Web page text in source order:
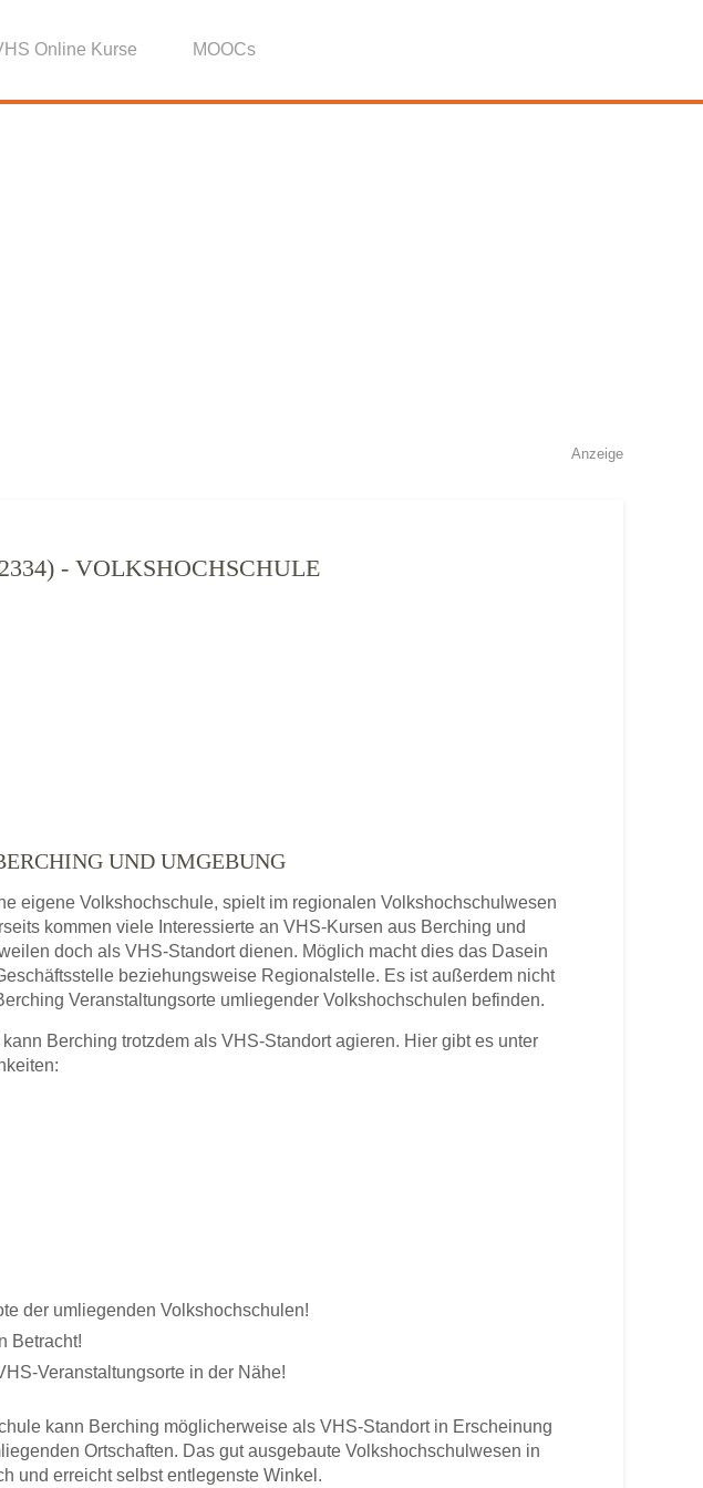
Online Kurse MOOCs
Anzeige
- VOLKSHOCHSCHULE
UND UMGEBUNG
eigene Volkshochschule, spielt im regionalen Volkshochschulwesen
kommen viele Interessierte an VHS-Kursen aus Berching und
doch als VHS-Standort dienen. Möglich macht dies das Dasein
beziehungsweise Regionalstelle. Es ist außerdem nicht
Veranstaltungsorte umliegender Volkshochschulen befinden.
Berching trotzdem als VHS-Standort agieren. Hier gibt es unter
der umliegenden Volkshochschulen!
Betracht!
Veranstaltungsorte in der Nähe!
kann Berching möglicherweise als VHS-Standort in Erscheinung
Ortschaften. Das gut ausgebaute Volkshochschulwesen in
und erreicht selbst entlegenste Winkel.